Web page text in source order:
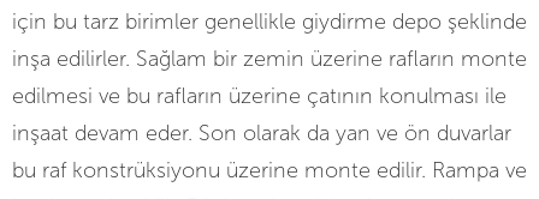
için bu tarz birimler genellikle giydirme depo şeklinde
inşa edilirler. Sağlam bir zemin üzerine rafların monte
edilmesi ve bu rafların üzerine çatının konulması ile
inşaat devam eder. Son olarak da yan ve ön duvarlar
bu raf konstrüksiyonu üzerine monte edilir. Rampa ve